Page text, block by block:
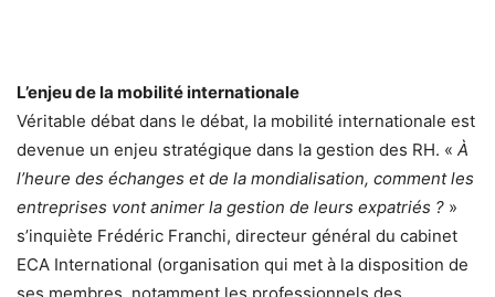
L’enjeu de la mobilité internationale
Véritable débat dans le débat, la mobilité internationale est
devenue un enjeu stratégique dans la gestion des RH. « À
l’heure des échanges et de la mondialisation, comment les
entreprises vont animer la gestion de leurs expatriés ? »
s’inquiète Frédéric Franchi, directeur général du cabinet
ECA International (organisation qui met à la disposition de